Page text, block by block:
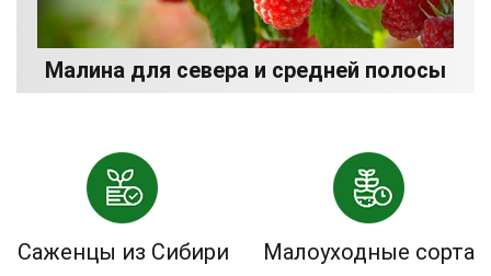
Малина для севера и средней полосы
Саженцы из Сибири Малоуходные сорта